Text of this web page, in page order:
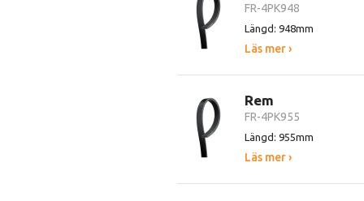
FR-4PK948
Längd: 948mm
Läs mer ›
Rem
FR-4PK955
Längd: 955mm
Läs mer ›